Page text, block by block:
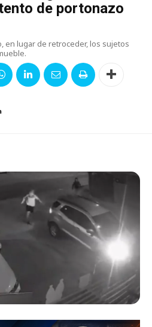
de portonazo
en lugar de retroceder, los sujetos